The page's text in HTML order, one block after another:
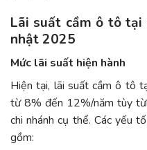
Lãi suất cầm ô tô tại
nhật 2025
Mức lãi suất hiện hành
Hiện tại, lãi suất cầm ô tô
từ 8% đến 12%/năm tùy
chi nhánh cụ thể. Các yếu
gồm: